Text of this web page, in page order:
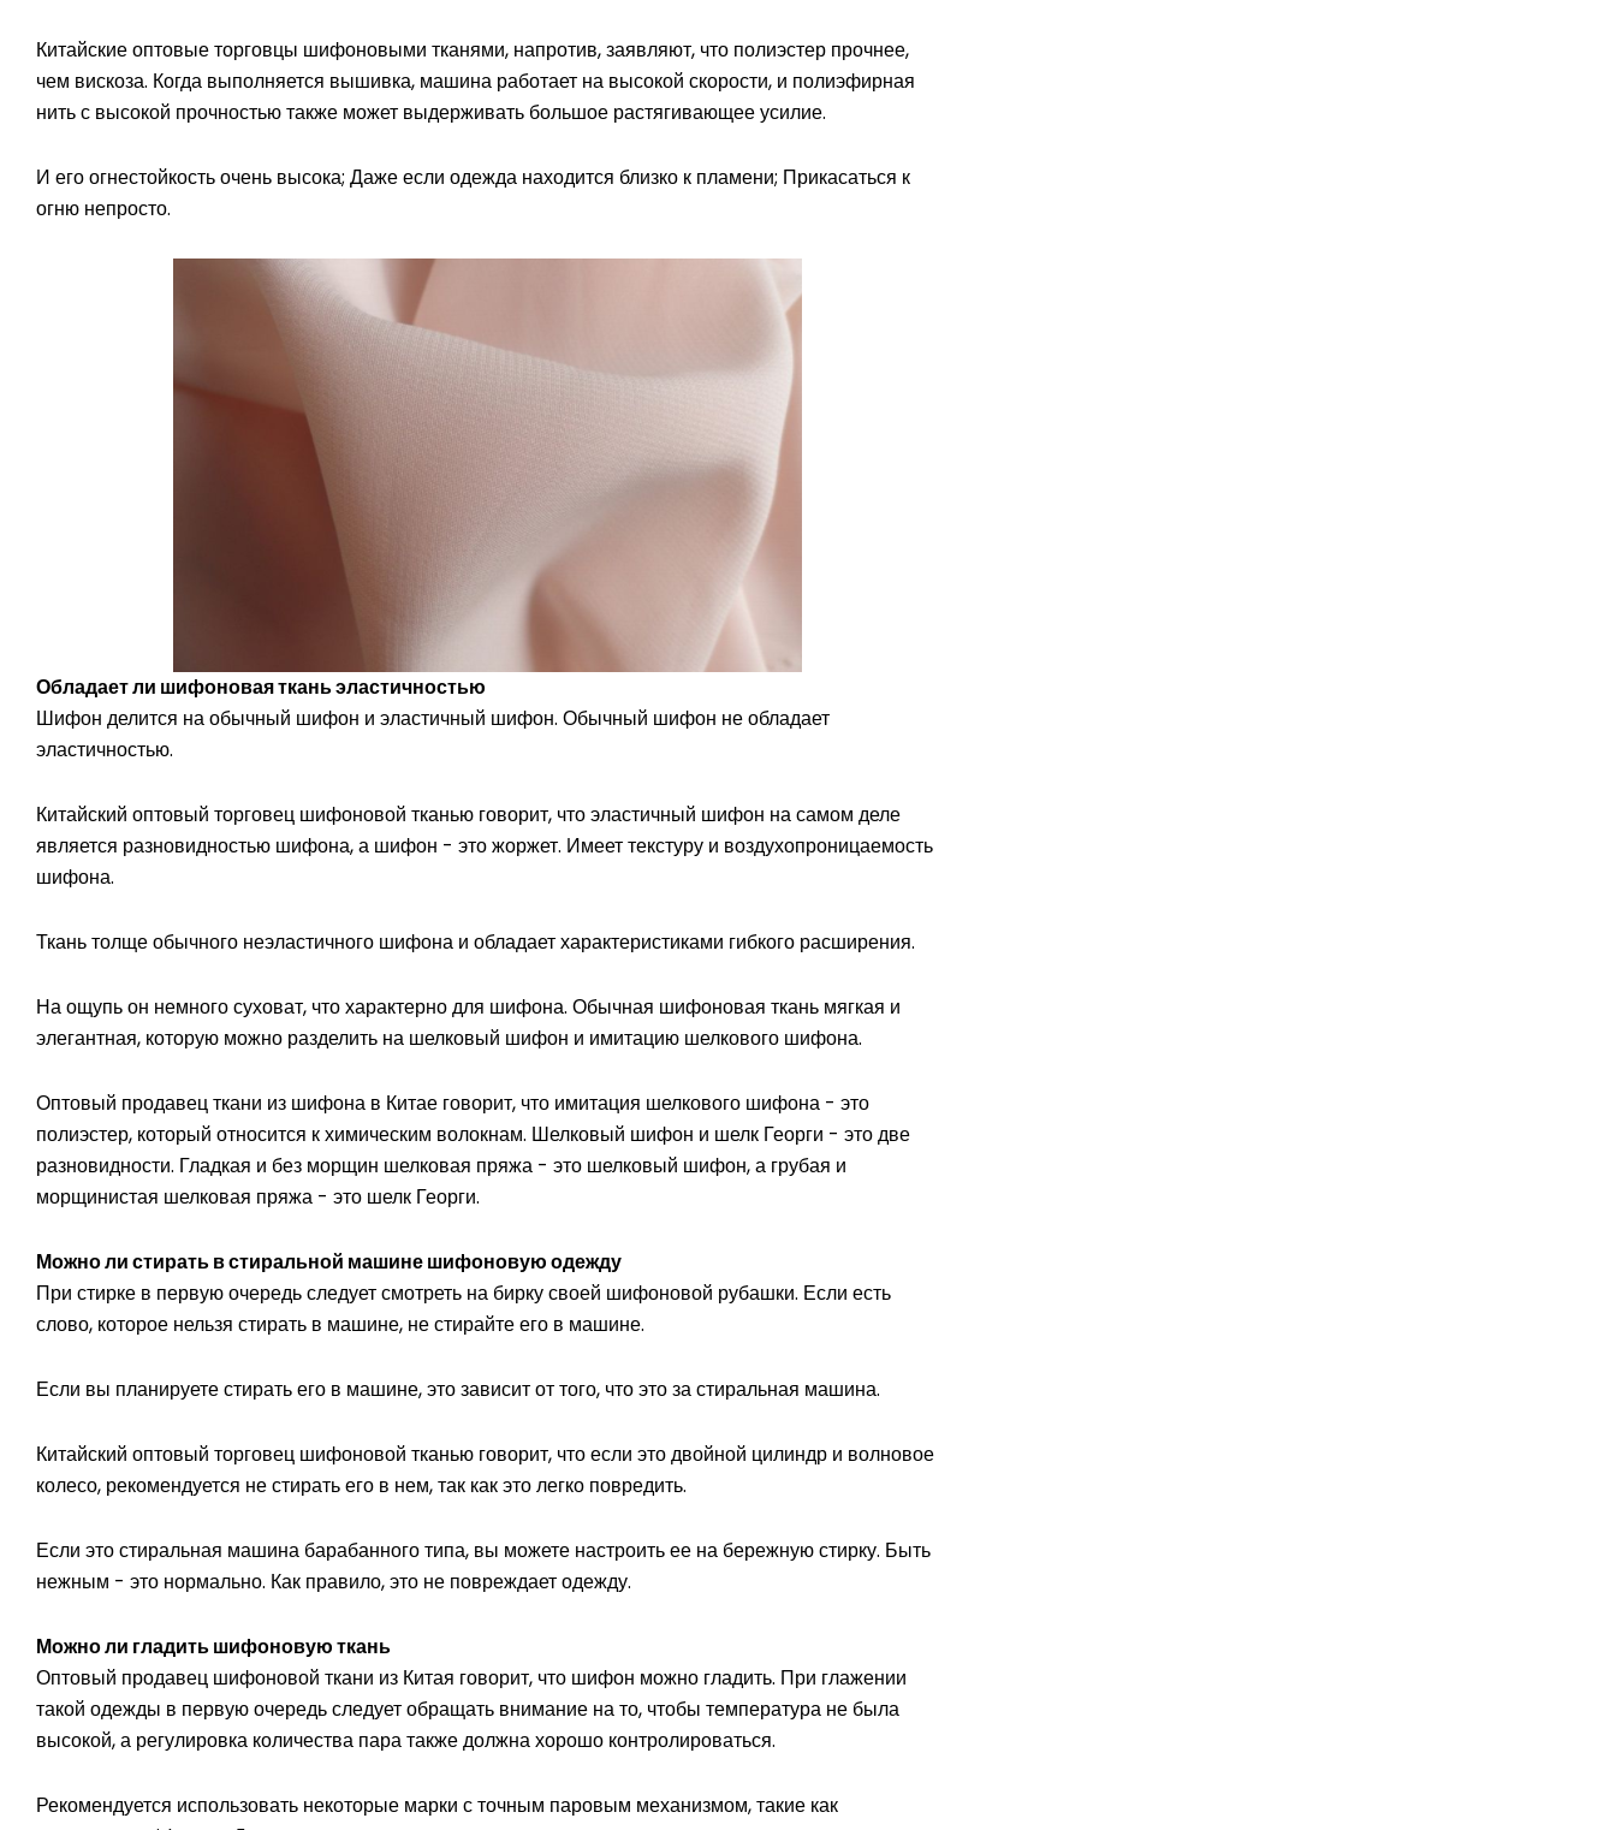
Китайские оптовые торговцы шифоновыми тканями, напротив, заявляют, что полиэстер прочнее,
чем вискоза. Когда выполняется вышивка, машина работает на высокой скорости, и полиэфирная
нить с высокой прочностью также может выдерживать большое растягивающее усилие.
И его огнестойкость очень высока; Даже если одежда находится близко к пламени; Прикасаться к
огню непросто.
Обладает ли шифоновая ткань эластичностью
Шифон делится на обычный шифон и эластичный шифон. Обычный шифон не обладает
эластичностью.
Китайский оптовый торговец шифоновой тканью говорит, что эластичный шифон на самом деле
является разновидностью шифона, а шифон - это жоржет. Имеет текстуру и воздухопроницаемость
шифона.
Ткань толще обычного неэластичного шифона и обладает характеристиками гибкого расширения.
На ощупь он немного суховат, что характерно для шифона. Обычная шифоновая ткань мягкая и
элегантная, которую можно разделить на шелковый шифон и имитацию шелкового шифона.
Оптовый продавец ткани из шифона в Китае говорит, что имитация шелкового шифона - это
полиэстер, который относится к химическим волокнам. Шелковый шифон и шелк Георги - это две
разновидности. Гладкая и без морщин шелковая пряжа - это шелковый шифон, а грубая и
морщинистая шелковая пряжа - это шелк Георги.
Можно ли стирать в стиральной машине шифоновую одежду
При стирке в первую очередь следует смотреть на бирку своей шифоновой рубашки. Если есть
слово, которое нельзя стирать в машине, не стирайте его в машине.
Если вы планируете стирать его в машине, это зависит от того, что это за стиральная машина.
Китайский оптовый торговец шифоновой тканью говорит, что если это двойной цилиндр и волновое
колесо, рекомендуется не стирать его в нем, так как это легко повредить.
Если это стиральная машина барабанного типа, вы можете настроить ее на бережную стирку. Быть
нежным - это нормально. Как правило, это не повреждает одежду.
Можно ли гладить шифоновую ткань
Оптовый продавец шифоновой ткани из Китая говорит, что шифон можно гладить. При глажении
такой одежды в первую очередь следует обращать внимание на то, чтобы температура не была
высокой, а регулировка количества пара также должна хорошо контролироваться.
Рекомендуется использовать некоторые марки с точным паровым механизмом, такие как